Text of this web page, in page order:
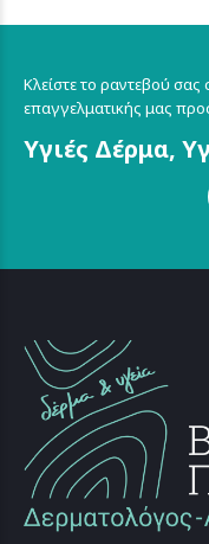
Κλείστε το ραντεβού
επαγγελματικής μας
Υγιές Δέρμα,